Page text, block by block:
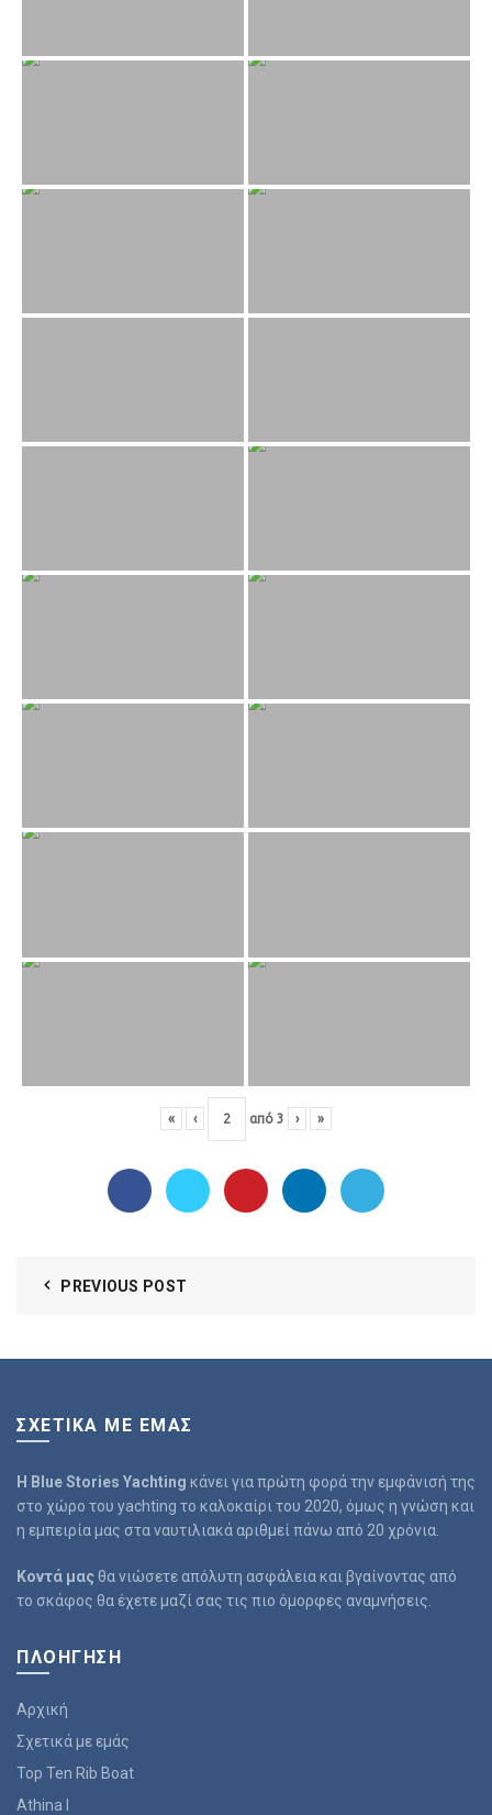
« ‹ από 3 › »
PREVIOUS POST
ΣΧΕΤΙΚΆ ΜΕ ΕΜΆΣ
Η Blue Stories Yachting κάνει για πρώτη φορά την εμφάνισή της
στο χώρο του yachting το καλοκαίρι του 2020, όμως η γνώση και
η εμπειρία μας στα ναυτιλιακά αριθμεί πάνω από 20 χρόνια.
Κοντά μαςθα νιώσετε απόλυτη ασφάλεια και βγαίνοντας από
το σκάφος θα έχετε μαζί σας τις πιο όμορφες αναμνήσεις.
ΠΛΟΉΓΗΣΗ
Αρχική
Σχετικά με εμάς
Top Ten Rib Boat
Athina I